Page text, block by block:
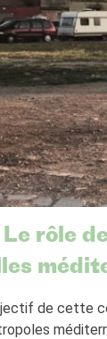
Le rôle
de cette